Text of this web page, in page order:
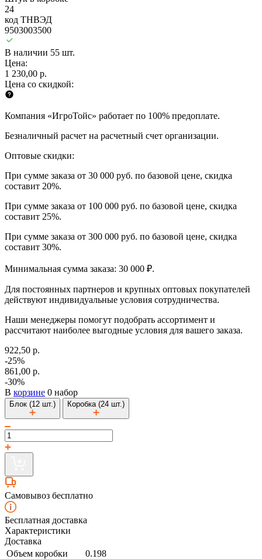
24
код ТНВЭД
9503003500
В наличии 55 шт.
Цена:
1 230,00 р.
Цена со скидкой:
Компания «ИгроТойс» работает по 100% предоплате.
Безналичный расчет на расчетный счет организации.
Оптовые скидки:
При сумме заказа от 30 000 руб. по базовой цене, скидка
составит 20%.
При сумме заказа от 100 000 руб. по базовой цене, скидка
составит 25%.
При сумме заказа от 300 000 руб. по базовой цене, скидка
составит 30%.
Минимальная сумма заказа: 30 000 ₽.
Для постоянных партнеров и крупных оптовых покупателей
действуют индивидуальные условия сотрудничества.
Наши менеджеры помогут подобрать ассортимент и
рассчитают наиболее выгодные условия для вашего заказа.
922,50 р.
-25%
861,00 р.
-30%
В корзине 0 набор
Блок (12 шт.) Коробка (24 шт.)
Самовывоз бесплатно
Бесплатная доставка
Характеристики
Доставка
Объем коробки
0.198